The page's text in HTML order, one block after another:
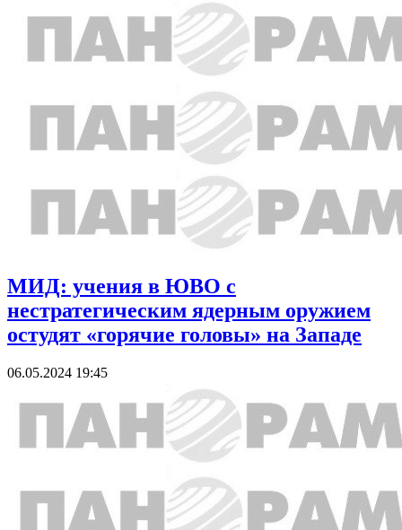
МИД: учения в ЮВО с
нестратегическим ядерным оружием
остудят «горячие головы» на Западе
06.05.2024 19:45